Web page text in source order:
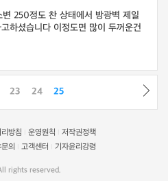
250정도 찬 상태에서 방광벽 제일
하셨습니다 이정도면 많이 두꺼운건
23 24 25
방침 운영원칙
저작권정책
의 고객센터 기자윤리강령
rights reserved.